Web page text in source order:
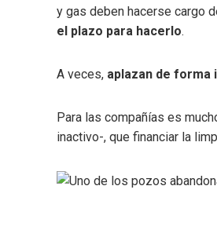
y gas deben hacerse cargo
el plazo para hacerlo.
A veces, aplazan de forma
Para las compañías es
inactivo-, que financiar la